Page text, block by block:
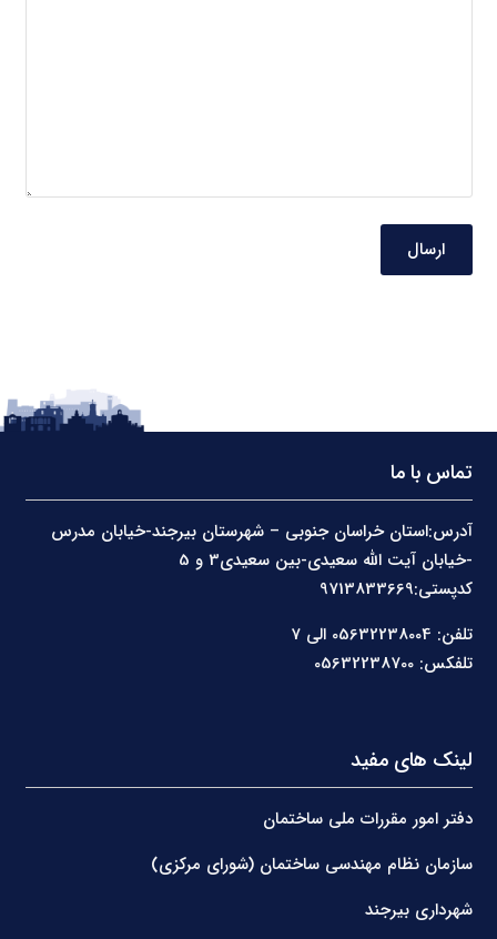
تماس با ما
آدرس:استان خراسان جنوبی – شهرستان بیرجند-خیابان مدرس
کدپستی:9713833669
تلفن: 05632238004 الی 7
تلفکس: 05632238700
لینک های مفید
دفتر امور مقررات ملی ساختمان
سازمان نظام مهندسی ساختمان (شورای مرکزی)
شهرداری بیرجند